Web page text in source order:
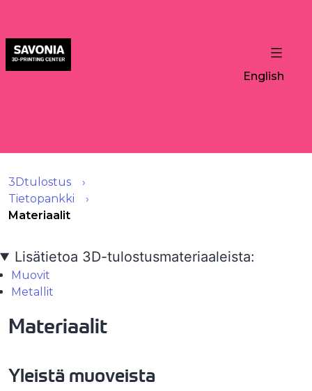
English
3Dtulostus
Tietopankki
Materiaalit
Lisätietoa 3D-tulostusmateriaaleista:
Muovit
Metallit
Materiaalit
Yleistä muoveista